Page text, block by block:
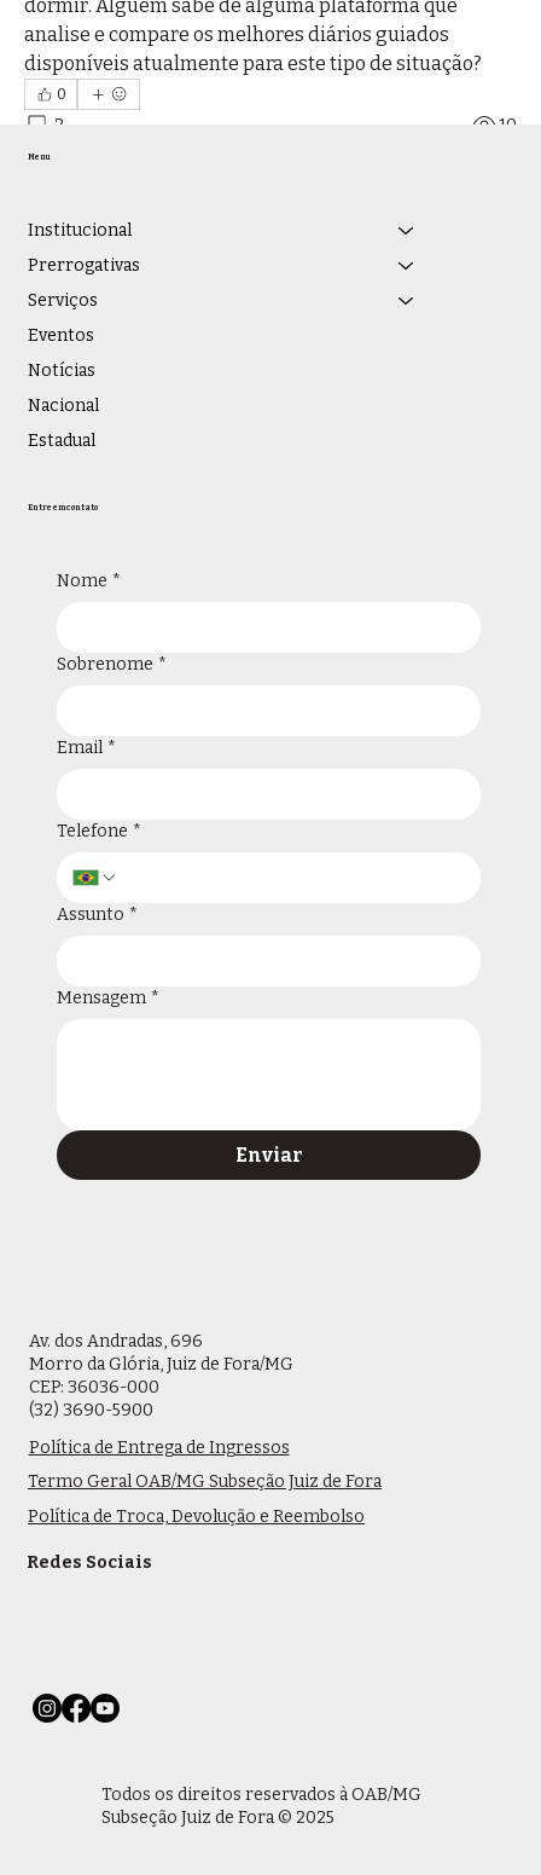
dormir. Alguém sabe de alguma plataforma que
analise e compare os melhores diários guiados
disponíveis atualmente para este tipo de situação?
0
2 10
Ver todos os membros (83)
Av. dos Andradas, 696
Morro da Glória, Juiz de Fora/MG
CEP: 36036-000
(32) 3690-5900
Política de Entrega de Ingressos
Termo Geral OAB/MG Subseção Juiz de Fora
Política de Troca, Devolução e Reembolso
Redes Sociais
Entre em contato
Nome *
Sobrenome *
Email *
Telefone *
Assunto *
Mensagem *
Enviar
Menu
Institucional
Prerrogativas
Serviços
Eventos
Notícias
Nacional
Estadual
Todos os direitos reservados à OAB/MG
Subseção Juiz de Fora © 2025